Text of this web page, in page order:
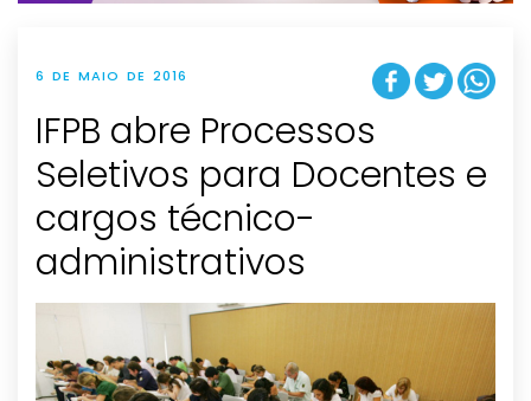
6 DE MAIO DE 2016
IFPB abre Processos
Seletivos para Docentes e
cargos técnico-
administrativos